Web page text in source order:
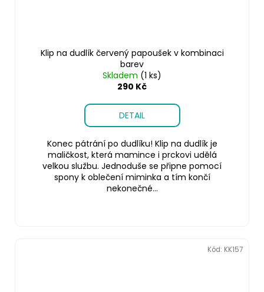
Klip na dudlík červený papoušek v kombinaci
barev
Skladem (1 ks)
290 Kč
DETAIL
Konec pátrání po dudlíku! Klip na dudlík je
maličkost, která mamince i prckovi udělá
velkou službu. Jednoduše se připne pomocí
spony k oblečení miminka a tím končí
nekonečné...
Kód: KK157